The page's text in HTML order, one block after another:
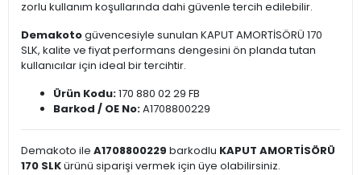
zorlu kullanım koşullarında dahi güvenle tercih edilebilir.
Demakotogüvencesiyle sunulan KAPUT AMORTİSÖRÜ 170
SLK, kalite ve fiyat performans dengesini ön planda tutan
kullanıcılar için ideal bir tercihtir.
Ürün Kodu:170 880 02 29 FB
Barkod / OE No:A1708800229
Demakoto ile A1708800229 barkodlu KAPUT AMORTİSÖRÜ
170 SLKürünü siparişi vermek için üye olabilirsiniz.